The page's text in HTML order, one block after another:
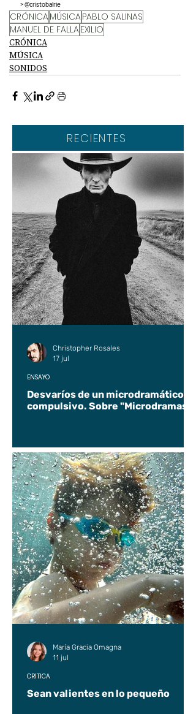
> @cristobalrie
CRÓNICAMÚSICAPABLO SALINAS
MANUEL DE FALLAEXILIO
CRÓNICA
MÚSICA
SONIDOS
RECIENTES
Desvaríos de un microdramático
compulsivo. Sobre "Microdramas".
ENSAYO
Christopher Rosales
17 jul
Sean valientes en lo pequeño
CRÍTICA
María Gracia Omagna
11 jul